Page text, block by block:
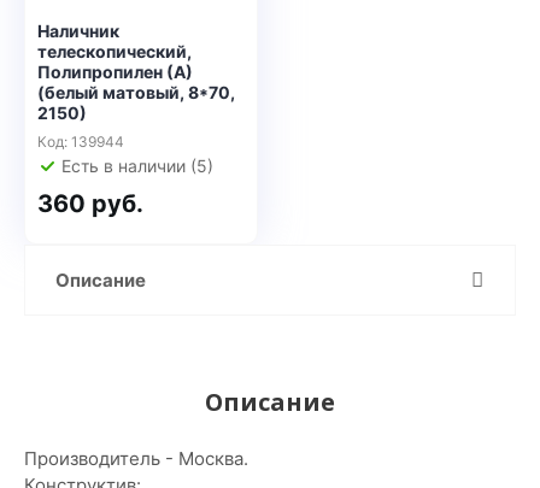
Наличник
телескопический,
Полипропилен (А)
(белый матовый, 8*70,
2150)
Код: 139944
Есть в наличии (5)
360 руб.
Описание
Описание
Производитель - Москва.